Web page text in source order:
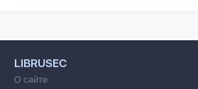
LIBRUSEC
О сайте